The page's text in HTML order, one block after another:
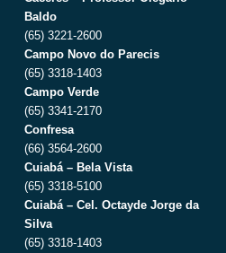
Baldo
(65) 3221-2600
Campo Novo do Parecis
(65) 3318-1403
Campo Verde
(65) 3341-2170
Confresa
(66) 3564-2600
Cuiabá – Bela Vista
(65) 3318-5100
Cuiabá – Cel. Octayde Jorge da
Silva
(65) 3318-1403